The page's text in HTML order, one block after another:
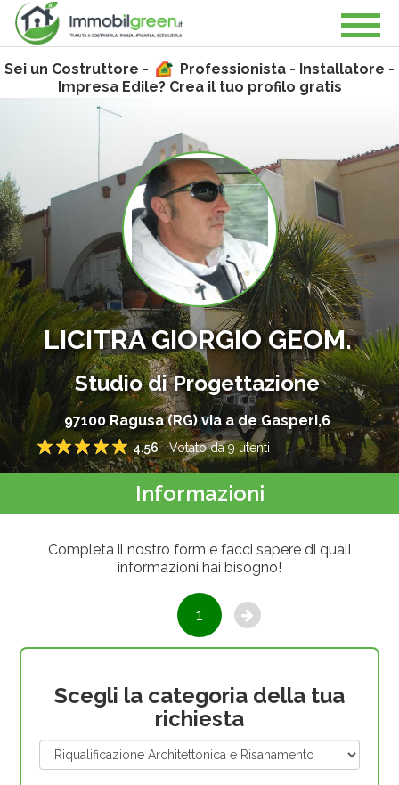
Sei un Costruttore -
Professionista - Installatore -
Impresa Edile? Crea il tuo profilo gratis
LICITRA GIORGIO GEOM.
Studio di Progettazione
97100 Ragusa(RG)via a de Gasperi,6
5
4
3
2
1
4.56Votato da9 utenti
Informazioni
Completa il nostro form e facci sapere di quali
informazioni hai bisogno!
1
Scegli la categoria della tua
richiesta